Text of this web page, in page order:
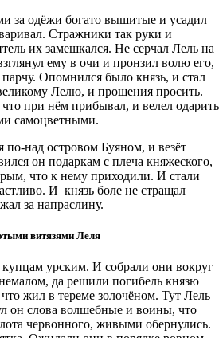
за одёжи богато вышитые и усадил
Стражники так руки и
их замешкался. Не серчал Лель на
ему в очи и пронзил волю его,
Опомнился было князь, и стал
Лелю, и прощения просить.
что при нём прибывал, и велел одарить
самоцветными.
по-над островом Буяном, и везёт
он подаркам с плеча княжеского,
что к нему приходили. И стали
И князь боле не стращал
за напраслину.
витязями Леля
урским. И собрали они вокруг
да решили погибель князю
жил в тереме золочёном. Тут Лель
он слова волшебные и воины, что
червонного, живыми обернулись.